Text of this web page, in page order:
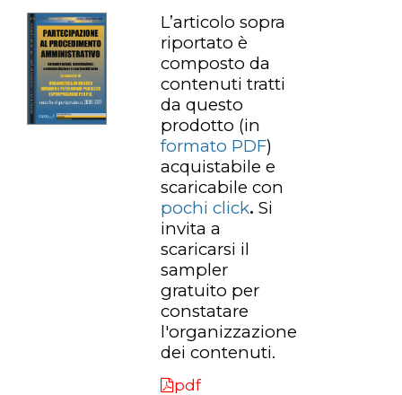
L’articolo sopra
riportato è
composto da
contenuti tratti
da questo
prodotto (in
formato PDF)
acquistabile e
scaricabile con
pochi click. Si
invita a
scaricarsi il
sampler
gratuito per
constatare
l'organizzazione
dei contenuti.
pdf